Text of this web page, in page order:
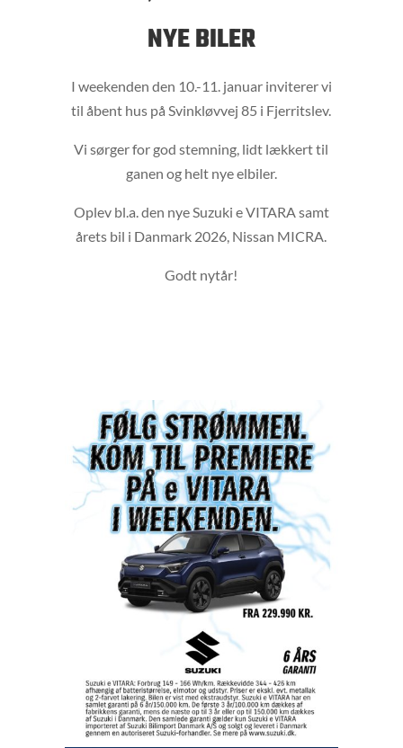
NYE BILER
I weekenden den 10.-11. januar inviterer vi
til åbent hus på Svinkløvvej 85 i Fjerritslev.
Vi sørger for god stemning, lidt lækkert til
ganen og helt nye elbiler.
Oplev bl.a. den nye Suzuki e VITARA samt
årets bil i Danmark 2026, Nissan MICRA.
Godt nytår!